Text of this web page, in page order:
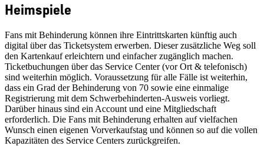
Heimspiele
Fans mit Behinderung können ihre Eintrittskarten künftig auch
digital über das Ticketsystem erwerben. Dieser zusätzliche Weg soll
den Kartenkauf erleichtern und einfacher zugänglich machen.
Ticketbuchungen über das Service Center (vor Ort & telefonisch)
sind weiterhin möglich. Voraussetzung für alle Fälle ist weiterhin,
dass ein Grad der Behinderung von 70 sowie eine einmalige
Registrierung mit dem Schwerbehinderten-Ausweis vorliegt.
Darüber hinaus sind ein Account und eine Mitgliedschaft
erforderlich. Die Fans mit Behinderung erhalten auf vielfachen
Wunsch einen eigenen Vorverkaufstag und können so auf die vollen
Kapazitäten des Service Centers zurückgreifen.